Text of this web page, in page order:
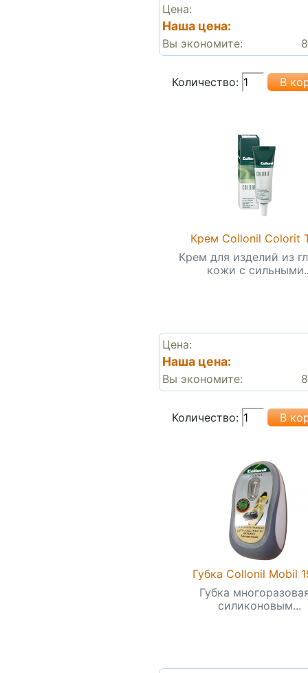
Цена:
Наша цена:
Вы экономите:
Количество:
Крем Collonil Colorit
Крем для изделий из
кожи с
Цена:
Наша цена:
Вы экономите:
Количество:
Губка Collonil Mobil
Губка
силиконовым...